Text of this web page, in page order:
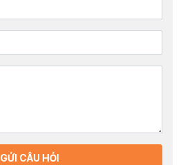
GỬI CÂU HỎI